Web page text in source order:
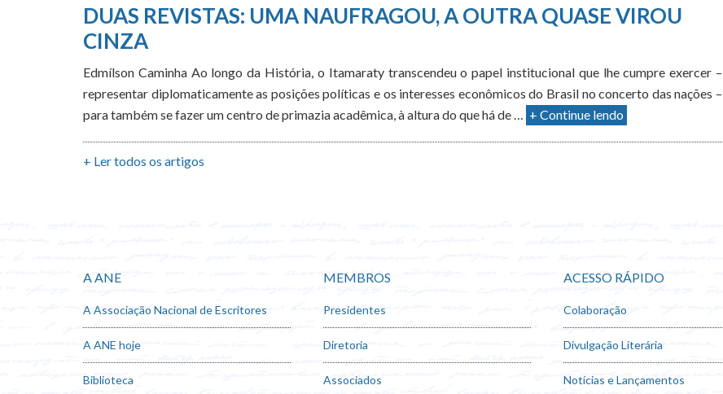
DUAS REVISTAS: UMA NAUFRAGOU, A OUTRA QUASE VIROU
CINZA
Edmílson Caminha Ao longo da História, o Itamaraty transcendeu o papel institucional que lhe cumpre exercer –
representar diplomaticamente as posições políticas e os interesses econômicos do Brasil no concerto das nações –
para também se fazer um centro de primazia acadêmica, à altura do que há de … + Continue lendo
+ Ler todos os artigos
A ANE
A Associação Nacional de Escritores
A ANE hoje
Biblioteca
MEMBROS
Presidentes
Diretoria
Associados
ACESSO RÁPIDO
Colaboração
Divulgação Literária
Notícias e Lançamentos